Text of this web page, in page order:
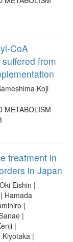
CoA
from
Koji
METABOLISM
treatment in
in Japan
Eishin |
Hamada
|
|
|
|